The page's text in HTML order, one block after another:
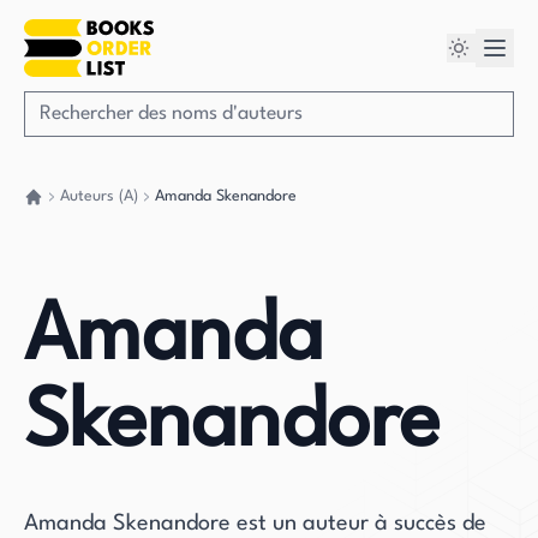
Auteurs (A) Amanda Skenandore
Amanda
Skenandore
Amanda Skenandore est un auteur à succès de